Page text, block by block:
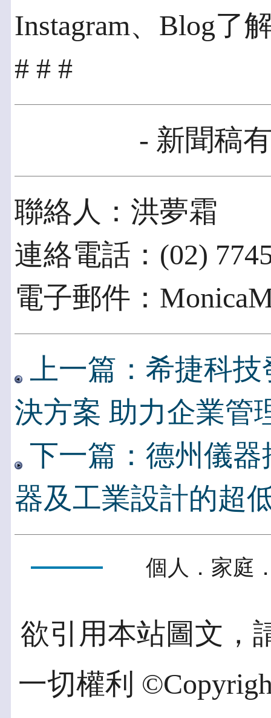
Instagram、Blog了
# # #
- 新聞稿
聯絡人：洪夢霜
連絡電話：(02)
電子郵件：
上一篇：希捷科
決方案 助力企業管
下一篇：德州儀
器及工業設計的超
個人．家庭
欲引用本站圖文，
一切權利